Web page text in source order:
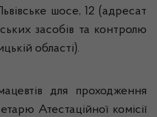
шосе, 12 (адресат
засобів та контролю
області).
для проходження
Атестаційної комісії